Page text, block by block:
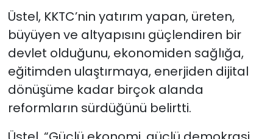
Üstel, KKTC’nin yatırım yapan, üreten,
büyüyen ve altyapısını güçlendiren bir
devlet olduğunu, ekonomiden sağlığa,
eğitimden ulaştırmaya, enerjiden dijital
dönüşüme kadar birçok alanda
reformların sürdüğünü belirtti.